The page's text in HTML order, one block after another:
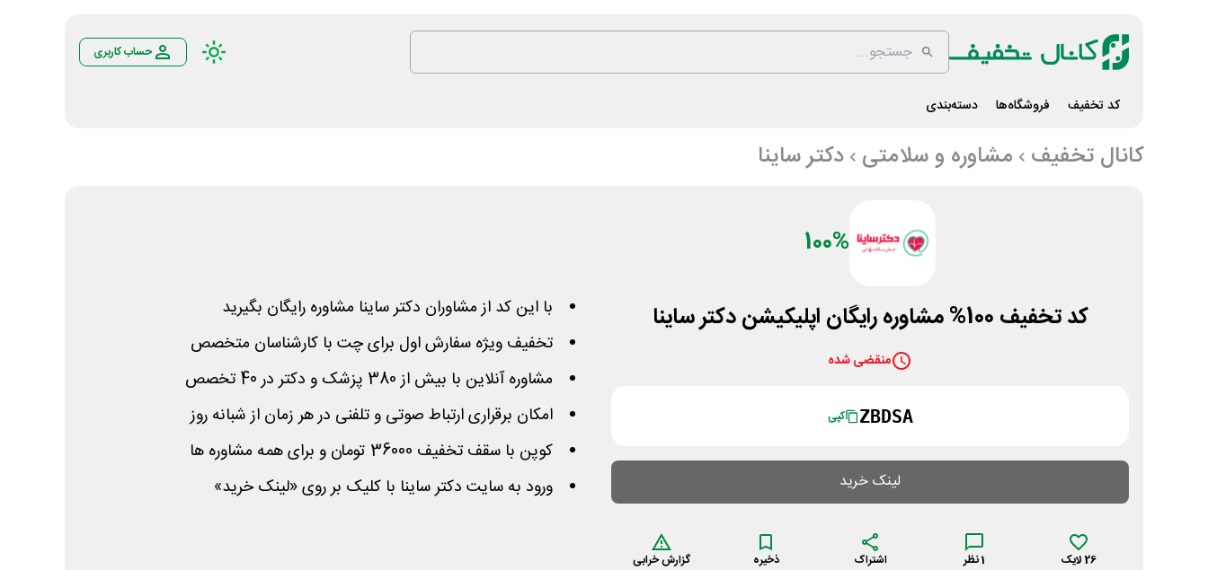
حساب کاربری
کد تخفیف فروشگاه‌ها دسته‌بندی
کانال تخفیف مشاوره و سلامتی دکتر ساینا
100%
کد تخفیف 100% مشاوره رایگان اپلیکیشن دکتر ساینا
منقضی شده
ZBDSA کپی
لینک خرید
26 لایک 1نظر اشتراک ذخیره گزارش خرابی
با این کد از مشاوران دکتر ساینا مشاوره رایگان بگیرید
تخفیف ویژه سفارش اول برای چت با کارشناسان متخصص
مشاوره آنلاین با بیش از 380 پزشک و دکتر در 40 تخصص
امکان برقراری ارتباط صوتی و تلفنی در هر زمان از شبانه روز
کوپن با سقف تخفیف 36000 تومان و برای همه مشاوره ها
ورود به سایت دکتر ساینا با کلیک بر روی «لینک خرید»